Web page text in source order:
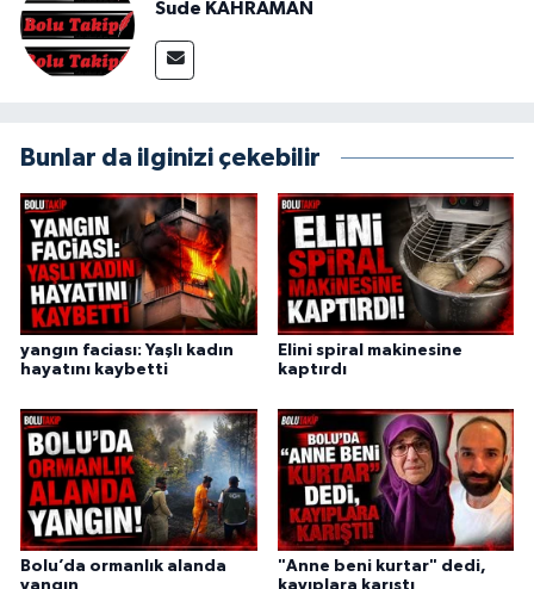
Sude KAHRAMAN
Bunlar da ilginizi çekebilir
yangın faciası: Yaşlı kadın
hayatını kaybetti
Elini spiral makinesine
kaptırdı
Bolu’da ormanlık alanda
yangın
"Anne beni kurtar" dedi,
kayıplara karıştı